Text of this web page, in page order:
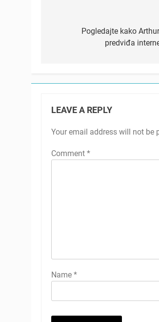
navigationPogledajte kako
predviđa
LEAVE A REPLY
Your email address will not be
Comment *
Name *